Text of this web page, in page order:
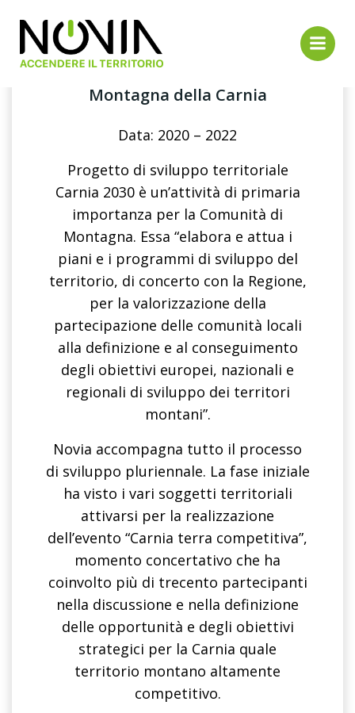
Committente: Comunità di
Montagna della Carnia
Data: 2020 – 2022
Progetto di sviluppo territoriale
Carnia 2030 è un’attività di primaria
importanza per la Comunità di
Montagna. Essa “elabora e attua i
piani e i programmi di sviluppo del
territorio, di concerto con la Regione,
per la valorizzazione della
partecipazione delle comunità locali
alla definizione e al conseguimento
degli obiettivi europei, nazionali e
regionali di sviluppo dei territori
montani”.
Novia accompagna tutto il processo
di sviluppo pluriennale. La fase iniziale
ha visto i vari soggetti territoriali
attivarsi per la realizzazione
dell’evento “Carnia terra competitiva”,
momento concertativo che ha
coinvolto più di trecento partecipanti
nella discussione e nella definizione
delle opportunità e degli obiettivi
strategici per la Carnia quale
territorio montano altamente
competitivo.